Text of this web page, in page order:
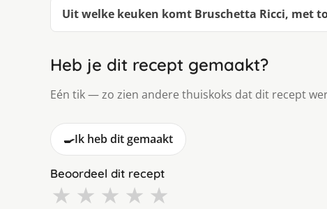
Uit welke keuken komt Bruschetta Ricci, met
Heb je dit recept gemaakt?
Eén tik — zo zien andere thuiskoks dat dit recept
🍳Ik heb dit gemaakt
Beoordeel dit recept
★ ★ ★ ★ ★